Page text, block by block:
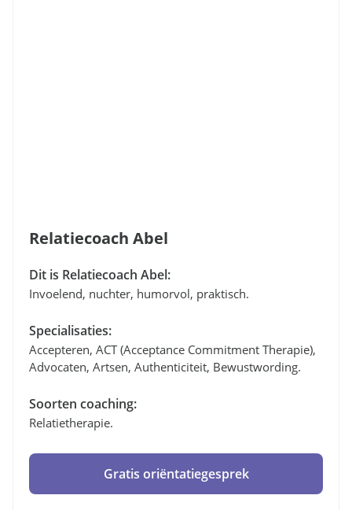
Relatiecoach Abel
Dit is Relatiecoach Abel:
Invoelend, nuchter, humorvol, praktisch.
Specialisaties:
Accepteren, ACT (Acceptance Commitment Therapie),
Advocaten, Artsen, Authenticiteit, Bewustwording.
Soorten coaching:
Relatietherapie.
Gratis oriëntatiegesprek